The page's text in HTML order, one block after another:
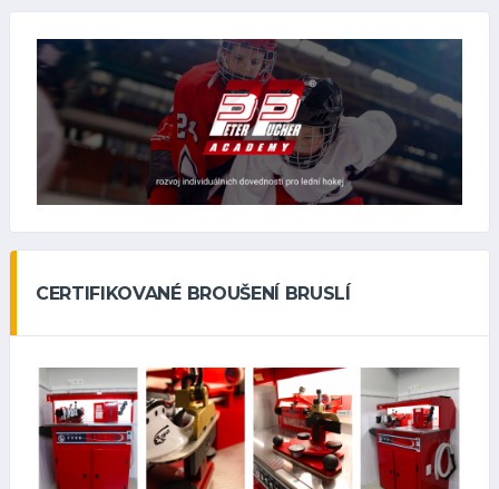
CERTIFIKOVANÉ BROUŠENÍ BRUSLÍ